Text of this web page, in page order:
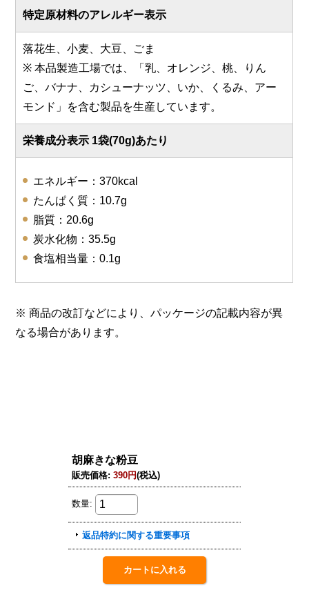
特定原材料のアレルギー表示
落花生、小麦、大豆、ごま
※ 本品製造工場では、「乳、オレンジ、桃、りん
ご、バナナ、カシューナッツ、いか、くるみ、アー
モンド」を含む製品を生産しています。
栄養成分表示 1袋(70g)あたり
エネルギー：370kcal
たんぱく質：10.7g
脂質：20.6g
炭水化物：35.5g
食塩相当量：0.1g
※ 商品の改訂などにより、パッケージの記載内容が異
なる場合があります。